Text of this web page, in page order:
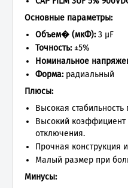
Основные параметры:
Объем� (мкФ):3 µF
Точность:±5%
Номинальное
Форма:радиальный
Плюсы:
Высокая стабильность
Высокий коэффициент
отключения.
Прочная конструкция
Малый размер при
Минусы: